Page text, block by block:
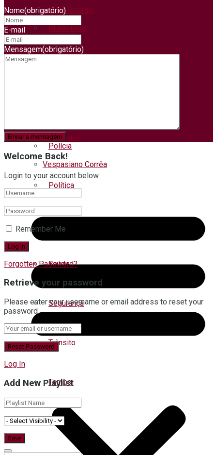
Municípios
Polícia
Política
Regional
Saúde
Segurança
Trânsito
Tempo
Turismo
Doutor Ricardo
Encantado
Roca Sales
Vespasiano Corrêa
Nome(obrigatório)
E-mail
Mensagem(obrigatório)
Welcome Back!
Login to your account below
Remember Me
Forgotten Password?
Retrieve your password
Please enter your username or email address to reset your
password.
Log In
Add New Playlist